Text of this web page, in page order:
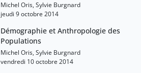
Michel Oris, Sylvie Burgnard
jeudi 9 octobre 2014
Démographie et Anthropologie des
Populations
Michel Oris, Sylvie Burgnard
vendredi 10 octobre 2014